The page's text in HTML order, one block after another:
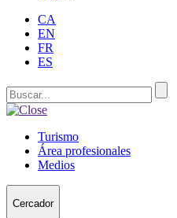
CA
EN
FR
ES
Turismo
Área profesionales
Medios
Cercador